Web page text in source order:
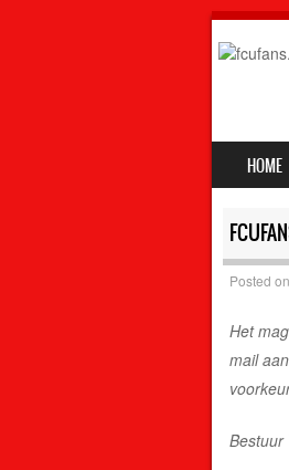
SKIP TOHOME
Posted on
Het
mail aan
Bestuur